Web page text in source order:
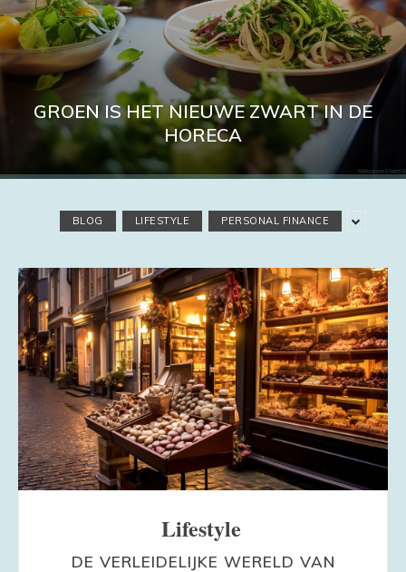
GROEN IS HET NIEUWE ZWART IN DE
HORECA
BLOG LIFESTYLE PERSONAL FINANCE
Lifestyle
DE VERLEIDELIJKE WERELD VAN